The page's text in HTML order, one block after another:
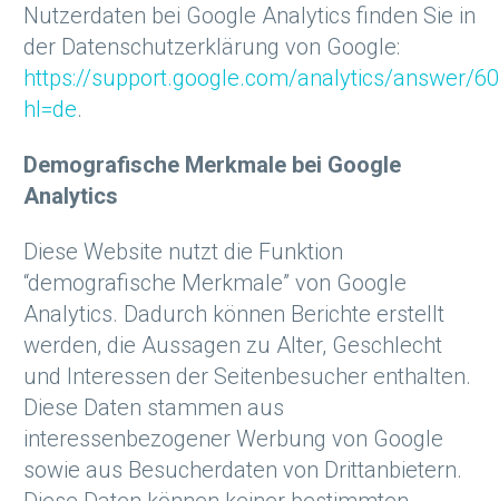
Nutzerdaten bei Google Analytics finden Sie in
der Datenschutzerklärung von Google:
https://support.google.com/analytics/answer/
hl=de.
Demografische Merkmale bei Google
Analytics
Diese Website nutzt die Funktion
“demografische Merkmale” von Google
Analytics. Dadurch können Berichte erstellt
werden, die Aussagen zu Alter, Geschlecht
und Interessen der Seitenbesucher enthalten.
Diese Daten stammen aus
interessenbezogener Werbung von Google
sowie aus Besucherdaten von Drittanbietern.